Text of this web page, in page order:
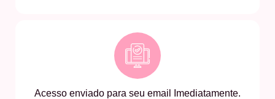
Acesso enviado para seu email Imediatamente.